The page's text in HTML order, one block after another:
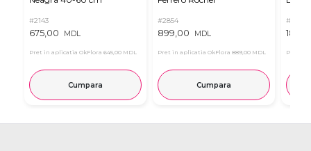
#2143
675,00 MDL
Pret in aplicatia OkFlora 645,00 MDL
Cumpara
#2854
899,00 MDL
Pret in aplicatia OkFlora 889,00 MDL
Cumpara
#2321
Pret in